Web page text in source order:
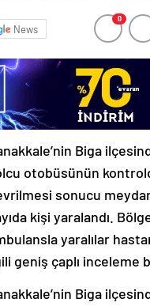
News
0
Biga
otobüsünün
sonucu
kişi yaralandı.
yaralılar
geniş çaplı inceleme
Biga